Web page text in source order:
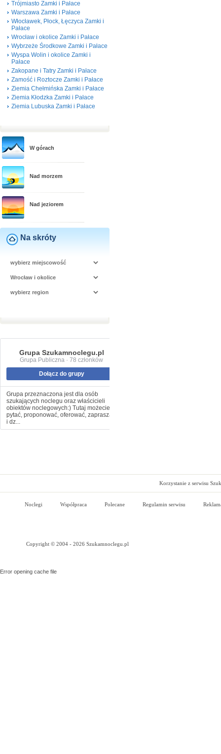
Trójmiasto Zamki i Pałace
Warszawa Zamki i Pałace
Włocławek, Płock, Łęczyca Zamki i
Pałace
Wrocław i okolice Zamki i Pałace
Wybrzeże Środkowe Zamki i Pałace
Wyspa Wolin i okolice Zamki i
Pałace
Zakopane i Tatry Zamki i Pałace
Zamość i Roztocze Zamki i Pałace
Ziemia Chełmińska Zamki i Pałace
Ziemia Kłodzka Zamki i Pałace
Ziemia Lubuska Zamki i Pałace
W górach
Nad morzem
Nad jeziorem
Na skróty
Grupa Szukamnoclegu.pl
Grupa Publiczna · 78 członków
Dołącz do grupy
Grupa przeznaczona jest dla osób
szukających noclegu oraz właścicieli
obiektów noclegowych:) Tutaj możecie
pytać, proponować, oferować, zapraszać
i dz...
Korzystanie z serwisu
Noclegi Współpraca Polecane Regulamin serwisu
Copyright © 2004 - 2026 Szukamnoclegu.pl
Error opening cache file